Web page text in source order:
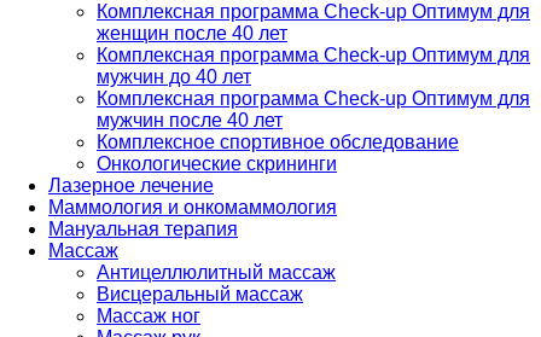
Комплексная программа Check-up Оптимум для
женщин после 40 лет
Комплексная программа Check-up Оптимум для
мужчин до 40 лет
Комплексная программа Check-up Оптимум для
мужчин после 40 лет
Комплексное спортивное обследование
Онкологические скрининги
Лазерное лечение
Маммология и онкомаммология
Мануальная терапия
Массаж
Антицеллюлитный массаж
Висцеральный массаж
Массаж ног